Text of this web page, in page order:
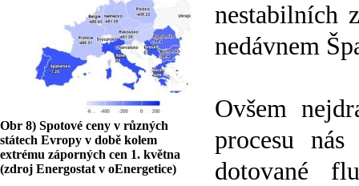
Obr 8) Spotové ceny v různých
státech Evropy v době kolem
extrému záporných cen 1. května
(zdroj Energostat v oEnergetice)
nestabilních
nedávnem
Ovšem
procesu
dotované